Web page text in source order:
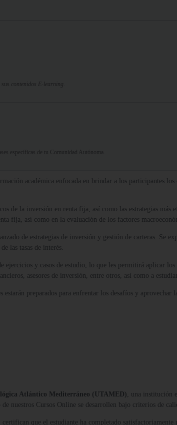
contenidos E-learning.
específicas de tu Comunidad Autónoma.
académica enfocada en brindar a los participantes
de la inversión en renta fija, así como las estrategias
fija, así como en la evaluación de los factores
de estrategias de inversión y gestión de carteras. Se
las tasas de interés.
ejercicios y casos de estudio, lo que les permitirá aplicar
asesores de inversión, entre otros, así como a
preparados para enfrentar los desafíos y
Atlántico Mediterráneo (UTAMED), una institución
nuestros Cursos Online se desarrollen bajo criterios de
certifican que el estudiante ha completado